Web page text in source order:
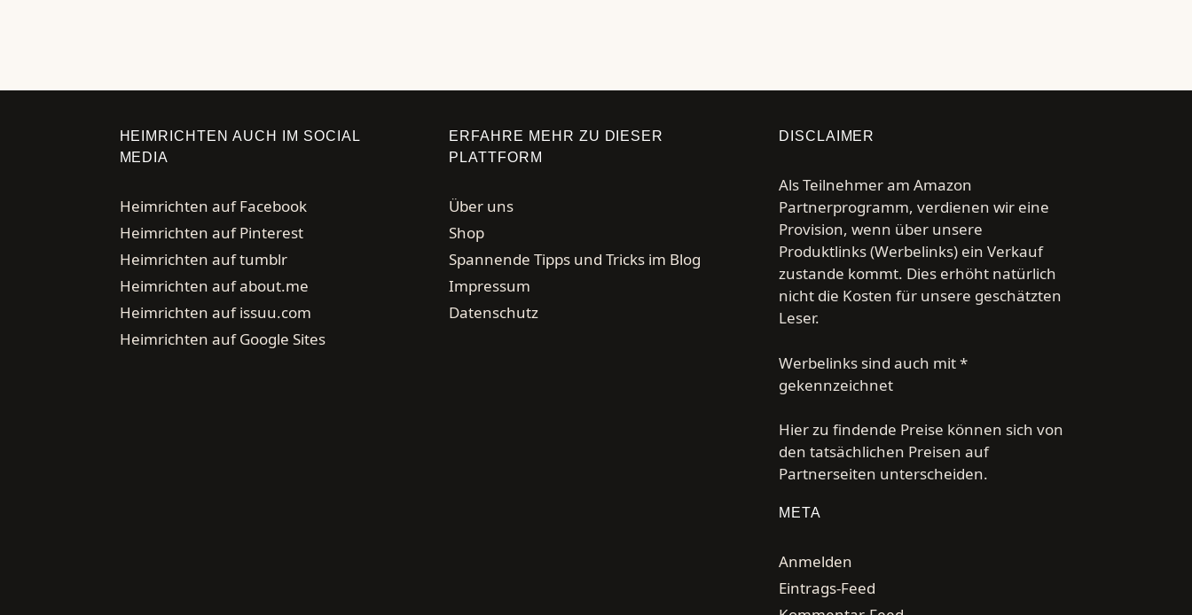
HEIMRICHTEN AUCH IM SOCIAL
MEDIA
Heimrichten auf Facebook
Heimrichten auf Pinterest
Heimrichten auf tumblr
Heimrichten auf about.me
Heimrichten auf issuu.com
Heimrichten auf Google Sites
ERFAHRE MEHR ZU DIESER
PLATTFORM
Über uns
Shop
Spannende Tipps und Tricks im Blog
Impressum
Datenschutz
DISCLAIMER
Als Teilnehmer am Amazon
Partnerprogramm, verdienen wir eine
Provision, wenn über unsere
Produktlinks (Werbelinks) ein Verkauf
zustande kommt. Dies erhöht natürlich
nicht die Kosten für unsere geschätzten
Leser.
Werbelinks sind auch mit *
gekennzeichnet
Hier zu findende Preise können sich von
den tatsächlichen Preisen auf
Partnerseiten unterscheiden.
META
Anmelden
Eintrags-Feed